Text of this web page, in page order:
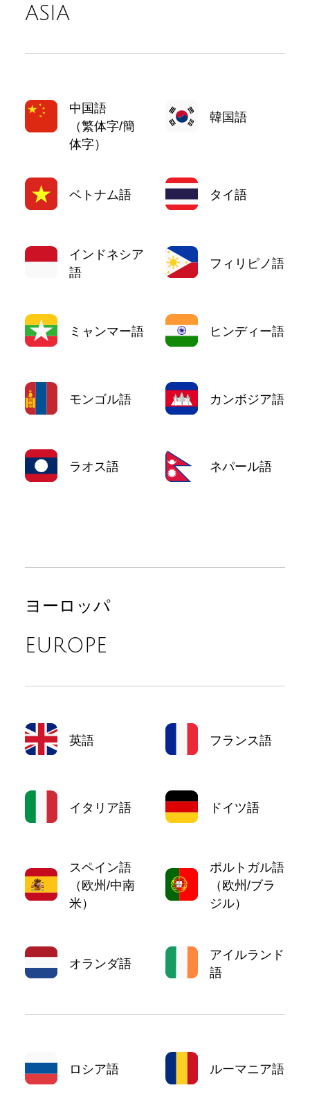
ASIA
中国語
（繁体字/簡
体字）
韓国語
ベトナム語 タイ語
インドネシア
語
フィリピノ語
ミャンマー語 ヒンディー語
モンゴル語 カンボジア語
ラオス語 ネパール語
ヨーロッパ
EUROPE
英語 フランス語
イタリア語 ドイツ語
スペイン語
（欧州/中南
米）
ポルトガル語
（欧州/ブラ
ジル）
オランダ語
アイルランド
語
ロシア語 ルーマニア語